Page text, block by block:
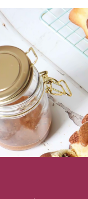
Motifs originaux et
Caractéristiques du
Rouleau à
Matière : Bois de
Thème : Forêt
Motifs : faons,
oiseaux, flocons...
Dimensions (avec
Conseils d'utilisation :
S'utilise comme
Étaler la pâte
Passer le rouleau